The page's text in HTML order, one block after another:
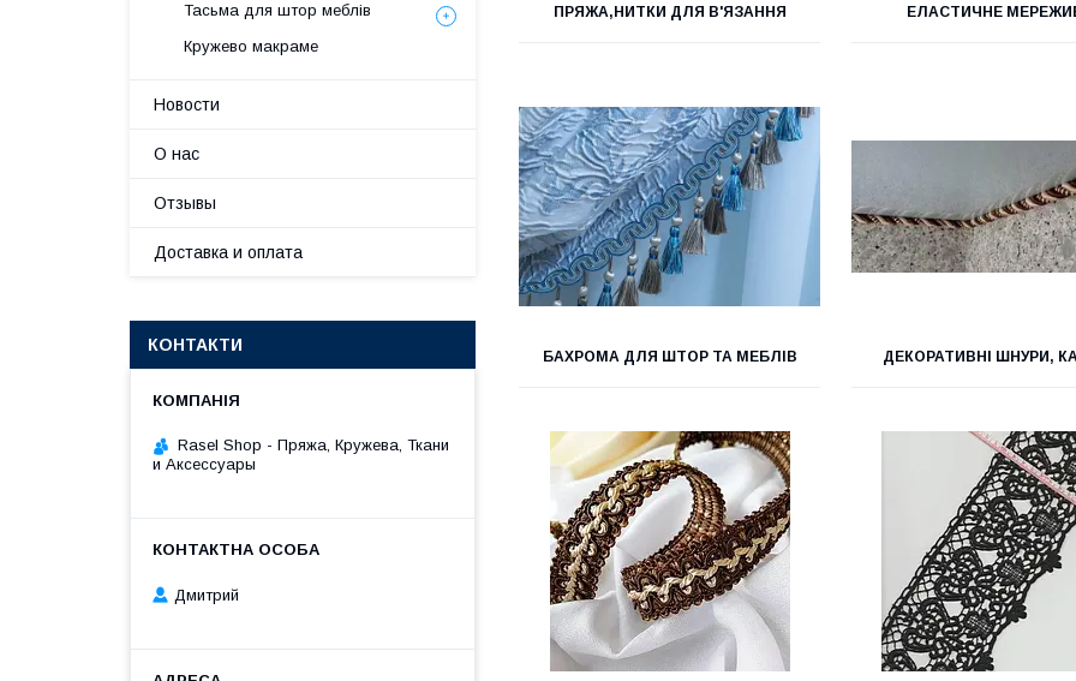
ПРЯЖА,НИТКИ ДЛЯ В'ЯЗАННЯ ЕЛАСТИЧНЕ
БАХРОМА ДЛЯ ШТОР ТА МЕБЛІВ ДЕКОРАТИВНІ ШНУРИ,
Тасьма для штор меблів
Кружево макраме
Новости
О нас
Отзывы
Доставка и оплата
КОНТАКТИ
Rasel Shop - Пряжа, Кружева, Ткани
и Аксессуары
Дмитрий